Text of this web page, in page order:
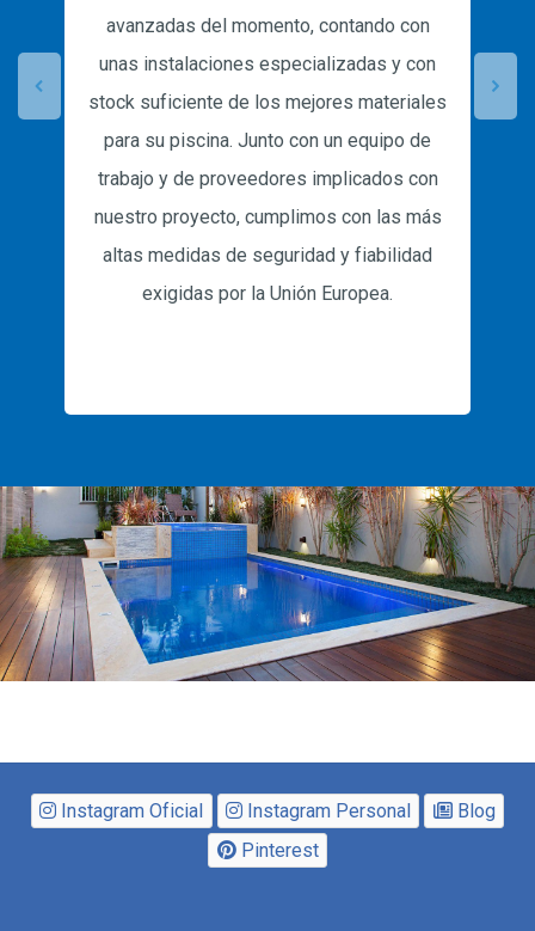
avanzadas del momento, contando con
unas instalaciones especializadas y con
stock suficiente de los mejores materiales
para su piscina. Junto con un equipo de
trabajo y de proveedores implicados con
nuestro proyecto, cumplimos con las más
altas medidas de seguridad y fiabilidad
exigidas por la Unión Europea.
Instagram Oficial Instagram Personal
Blog
Pinterest